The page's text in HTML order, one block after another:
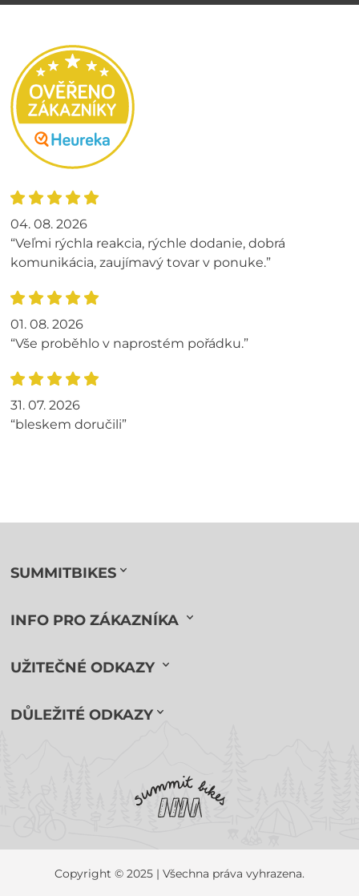
04. 08. 2026
“Veľmi rýchla reakcia, rýchle dodanie, dobrá
komunikácia, zaujímavý tovar v ponuke.”
01. 08. 2026
“Vše proběhlo v naprostém pořádku.”
31. 07. 2026
“bleskem doručili”
SUMMITBIKES
INFO PRO ZÁKAZNÍKA
UŽITEČNÉ ODKAZY
DŮLEŽITÉ ODKAZY
Copyright © 2025 | Všechna práva vyhrazena.